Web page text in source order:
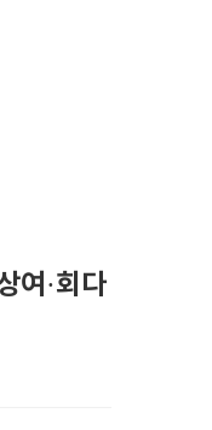
여·회다